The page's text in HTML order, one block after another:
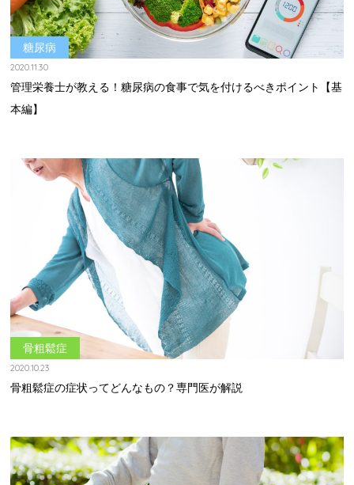
糖尿病
2020.11.30
管理栄養士が教える！糖尿病の食事で気を付けるべきポイント【基
本編】
骨粗鬆症
2020.10.23
骨粗鬆症の症状ってどんなもの？専門医が解説